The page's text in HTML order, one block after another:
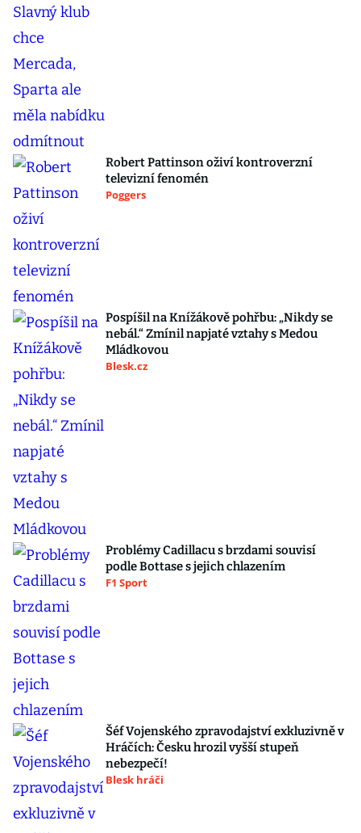
Robert Pattinson oživí kontroverzní
televizní fenomén
Poggers
Pospíšil na Knížákově pohřbu: „Nikdy se
nebál.“ Zmínil napjaté vztahy s Medou
Mládkovou
Blesk.cz
Problémy Cadillacu s brzdami souvisí
podle Bottase s jejich chlazením
F1 Sport
Šéf Vojenského zpravodajství exkluzivně v
Hráčích: Česku hrozil vyšší stupeň
nebezpečí!
Blesk hráči